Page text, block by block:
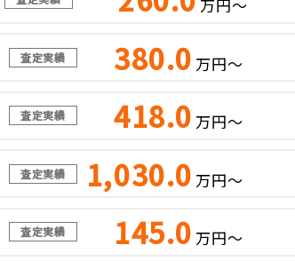
万円～
査定実績 380.0 万円～
査定実績 418.0 万円～
査定実績 1,030.0 万円～
査定実績 145.0 万円～